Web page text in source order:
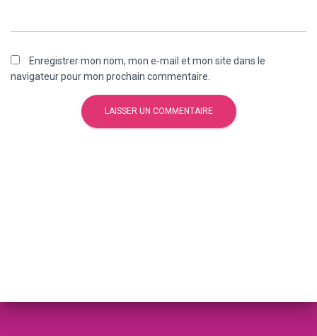
Enregistrer mon nom, mon e-mail et mon site dans le
navigateur pour mon prochain commentaire.